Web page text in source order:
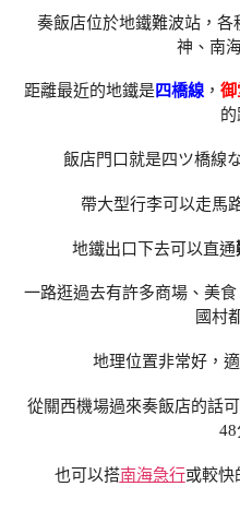
奏飯店位於地鐵難波站，各
神、南
距離最近的地鐵是四橋線， 御
飯店門口就是四ツ橋線
帶大型行李可以走馬
地鐵出口下去可以直通
一路逛過去有許多商場、美
國村
地理位置非常好，
從關西機場過來奏飯店的話
也可以搭南海急行或較快